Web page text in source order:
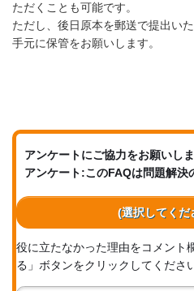
ただくことも可能です。
ただし、後日原本を郵送で提出い
手元に保管をお願いします。
アンケートにご協力をお願いしま
アンケート:このFAQは問題解決
(選択してくだ
役に立たなかった理由をコメント
る」ボタンをクリックしてくださ